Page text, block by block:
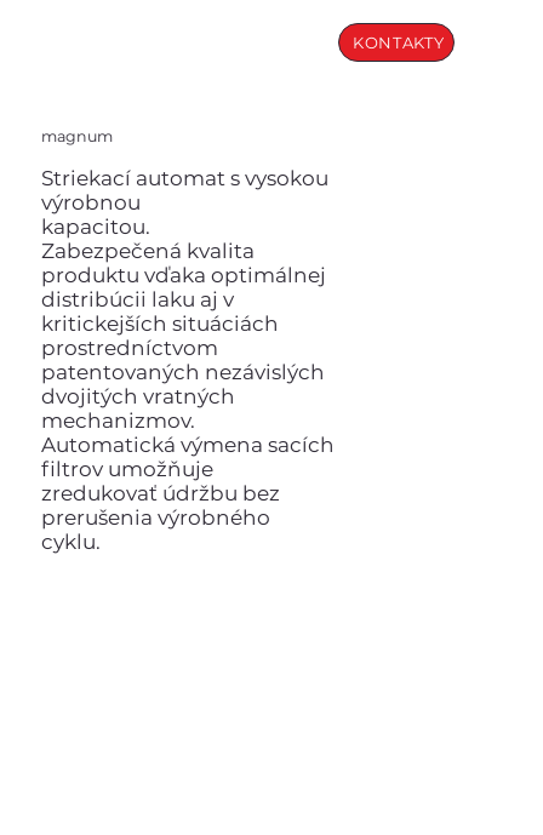
KONTAKTY
magnum
Striekací automat s vysokou
výrobnou
kapacitou.
Zabezpečená kvalita
produktu vďaka optimálnej
distribúcii laku aj v
kritickejších situáciách
prostredníctvom
patentovaných nezávislých
dvojitých vratných
mechanizmov.
Automatická výmena sacích
filtrov umožňuje
zredukovať údržbu bez
prerušenia výrobného
cyklu.